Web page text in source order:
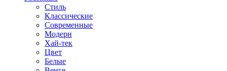
Стиль
Классические
Современные
Модерн
Хай-тек
Цвет
Белые